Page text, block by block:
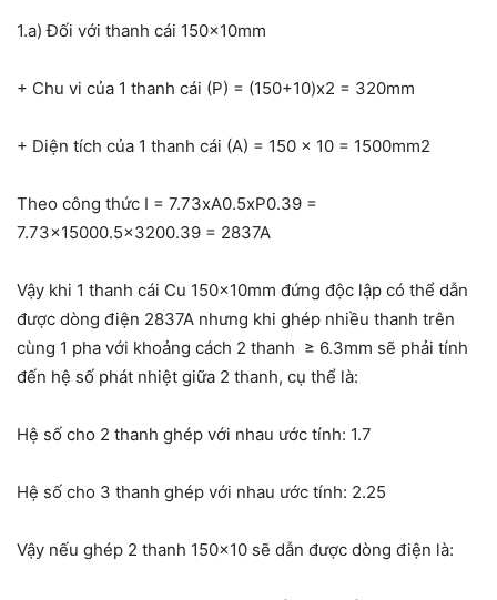
1.a) Đối với thanh cái 150x10mm
+ Chu vi của 1 thanh cái (P) = (150+10)x2 = 320mm
+ Diện tích của 1 thanh cái (A) = 150 x 10 = 1500mm2
Theo công thức I = 7.73xA0.5xP0.39 =
7.73×15000.5x3200.39 = 2837A
Vậy khi 1 thanh cái Cu 150x10mm đứng độc lập có thể dẫn
được dòng điện 2837A nhưng khi ghép nhiều thanh trên
cùng 1 pha với khoảng cách 2 thanh ≥ 6.3mm sẽ phải tính
đến hệ số phát nhiệt giữa 2 thanh, cụ thể là:
Hệ số cho 2 thanh ghép với nhau ước tính: 1.7
Hệ số cho 3 thanh ghép với nhau ước tính: 2.25
Vậy nếu ghép 2 thanh 150×10 sẽ dẫn được dòng điện là: